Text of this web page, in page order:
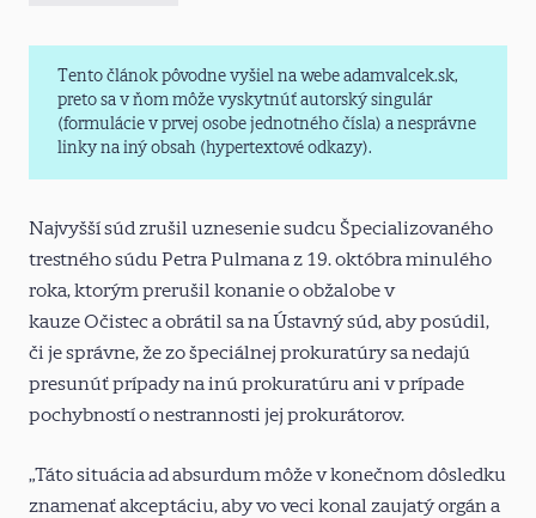
Tento článok pôvodne vyšiel na webe adamvalcek.sk,
preto sa v ňom môže vyskytnúť autorský singulár
(formulácie v prvej osobe jednotného čísla) a nesprávne
linky na iný obsah (hypertextové odkazy).
Najvyšší súd zrušil uznesenie sudcu Špecializovaného
trestného súdu Petra Pulmana z 19. októbra minulého
roka, ktorým prerušil konanie o obžalobe v
kauze Očistec a obrátil sa na Ústavný súd, aby posúdil,
či je správne, že zo špeciálnej prokuratúry sa nedajú
presunúť prípady na inú prokuratúru ani v prípade
pochybností o nestrannosti jej prokurátorov.
„Táto situácia ad absurdum môže v konečnom dôsledku
znamenať akceptáciu, aby vo veci konal zaujatý orgán a